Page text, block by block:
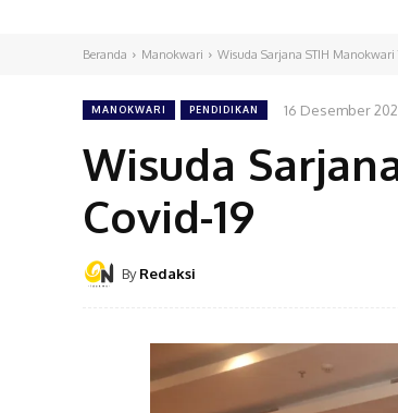
Beranda Manokwari Wisuda Sarjana STIH Manokwari
MANOKWARI PENDIDIKAN 16 Desember
Wisuda
Covid-19
By Redaksi